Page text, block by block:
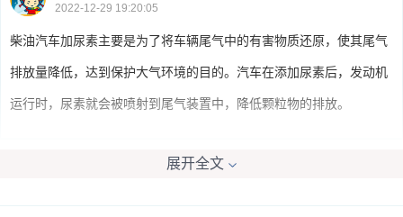
2022-12-29 19:20:05
柴油汽车加尿素主要是为了将车辆尾气中的有害物质还原，使其尾气
排放量降低，达到保护大气环境的目的。汽车在添加尿素后，发动机
运行时，尿素就会被喷射到尾气装置中，降低颗粒物的排放。
展开全文